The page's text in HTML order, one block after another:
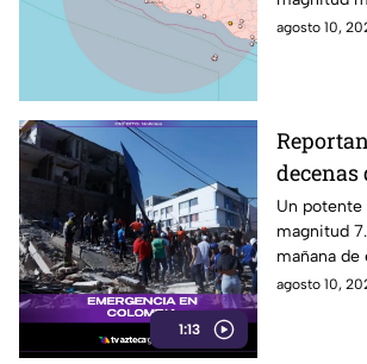
sobre las
agosto 10,
1:13
decenas
graves
Un
magnitud
mañana de
amplia
agosto 10,